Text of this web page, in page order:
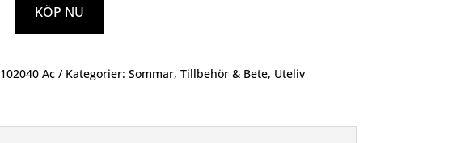
KÖP NU
102040 Ac Kategorier: Sommar, Tillbehör & Bete, Uteliv